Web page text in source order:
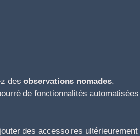
des observations nomades.
de fonctionnalités automatisées
des accessoires ultérieurement